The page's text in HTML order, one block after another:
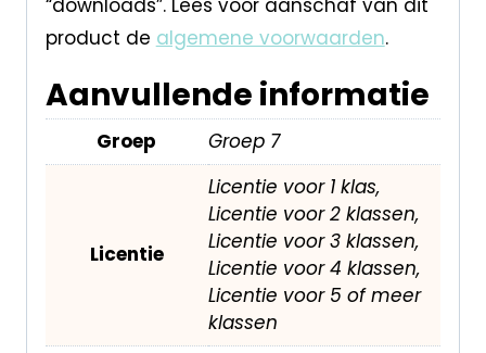
product de algemene voorwaarden.
Aanvullende informatie
Groep Groep 7
Licentie
Licentie voor 1 klas,
Licentie voor 2 klassen,
Licentie voor 3 klassen,
Licentie voor 4 klassen,
Licentie voor 5 of meer
klassen